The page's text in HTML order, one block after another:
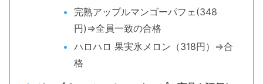
完熟アップルマンゴーパフェ(348
円)⇒全員一致の合格
ハロハロ 果実氷メロン（318円）⇒合
格